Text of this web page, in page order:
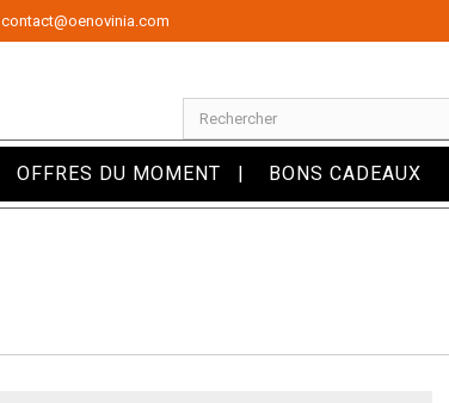
contact@oenovinia.com
OFFRES DU MOMENT BONS CADEAUX